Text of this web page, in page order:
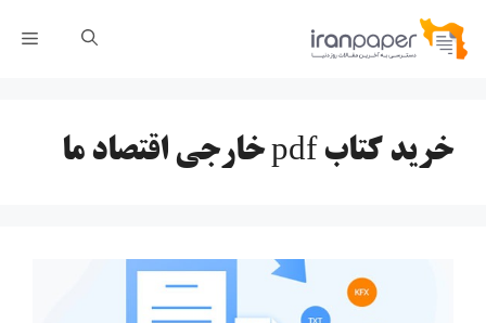
پرش
خرید کتاب pdf خارجی اقتصاد ما